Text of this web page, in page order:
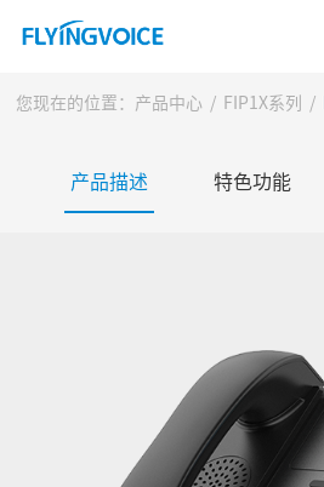
您现在的位置： 产品中心 / FIP1X系列 /
产品描述 特色功能